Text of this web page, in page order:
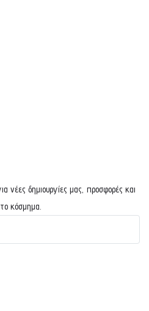
νέες δημιουργίες μας, προσφορές και
κόσμημα.